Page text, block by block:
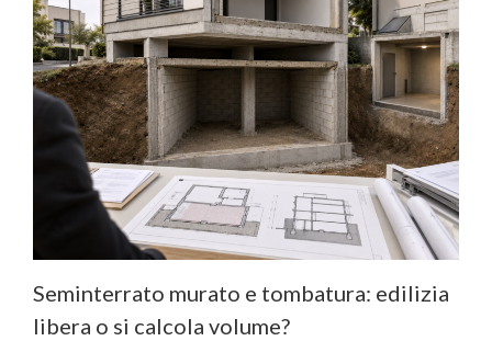
Seminterrato murato e tombatura: edilizia
libera o si calcola volume?